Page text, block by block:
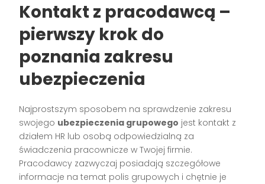
Kontakt z pracodawcą –
pierwszy krok do
poznania zakresu
ubezpieczenia
Najprostszym sposobem na sprawdzenie zakresu
swojego ubezpieczenia grupowego jest kontakt z
działem HR lub osobą odpowiedzialną za
świadczenia pracownicze w Twojej firmie.
Pracodawcy zazwyczaj posiadają szczegółowe
informacje na temat polis grupowych i chętnie je